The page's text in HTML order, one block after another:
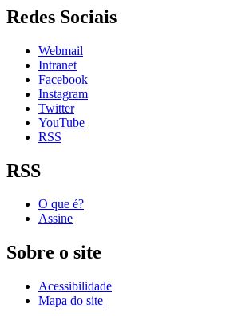
Redes Sociais
Webmail
Intranet
Facebook
Instagram
Twitter
YouTube
RSS
RSS
O que é?
Assine
Sobre o site
Acessibilidade
Mapa do site